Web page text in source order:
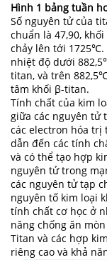
Hình 1 bảng tuần
Số nguyên tử của
chuẩn là 47,90,
chảy lên tới
nhiệt độ dưới
titan, và trên
tâm khối β-titan.
Tính chất của kim
giữa các nguyên tử
các electron hóa
dẫn đến các tính
và có thể tạo hợp
nguyên tử trong
các nguyên tử tạp
nguyên tố kim loại
tính chất cơ học ở
năng chống ăn
Titan và các hợp
riêng cao và khả